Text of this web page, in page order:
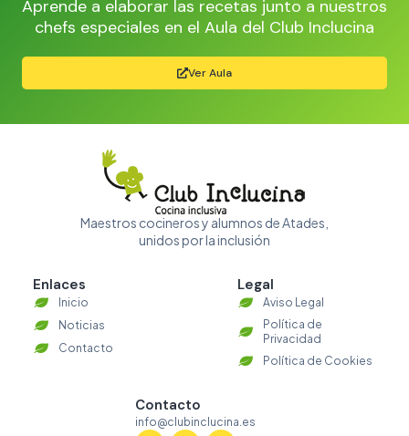
Aprende a elaborar las recetas junto a nuestros
chefs especiales en el Aula del Club Inclucina
Ver Aula
Maestros cocineros y alumnos de Atades,
unidos por la inclusión
Enlaces
Inicio
Noticias
Contacto
Legal
Aviso Legal
Política de
Privacidad
Política de Cookies
Contacto
info@clubinclucina.es